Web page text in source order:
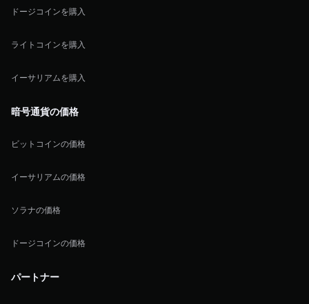
ドージコインを購入
ライトコインを購入
イーサリアムを購入
暗号通貨の価格
ビットコインの価格
イーサリアムの価格
ソラナの価格
ドージコインの価格
パートナー